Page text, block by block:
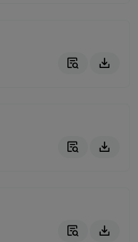
 
 
 